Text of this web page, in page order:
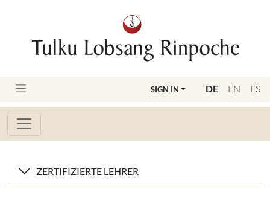
DE EN ES
SIGN IN
ZERTIFIZIERTE LEHRER